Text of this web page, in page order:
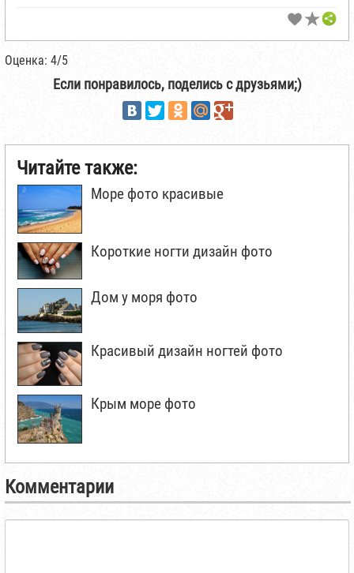
Оценка: 4/5
Если понравилось, поделись с друзьями;)
Читайте также:
Море фото красивые
Короткие ногти дизайн фото
Дом у моря фото
Красивый дизайн ногтей фото
Крым море фото
Комментарии